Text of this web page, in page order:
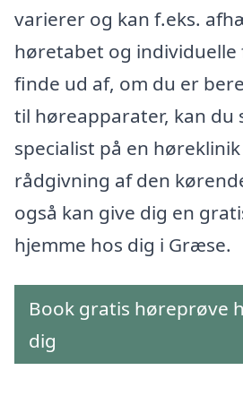
varierer og kan f.eks.
høretabet og individuelle
finde ud af, om du er
til høreapparater, kan du
specialist på en
rådgivning af den
også kan give dig en
hjemme hos dig i Græse.
Book gratis høreprøve
dig